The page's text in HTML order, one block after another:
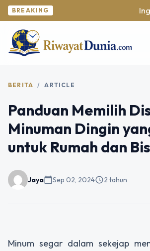
BREAKING
BERITA / ARTICLE
Panduan Memilih
Minuman Dingin
untuk Rumah dan
Jayacalendar_todaySep 02, 2024schedule2 tahun
Minum segar dalam sekejap